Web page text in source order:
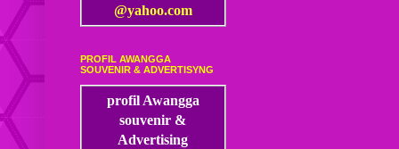
@yahoo.com
PROFIL AWANGGA
SOUVENIR & ADVERTISYNG
profil Awangga
souvenir &
Advertising